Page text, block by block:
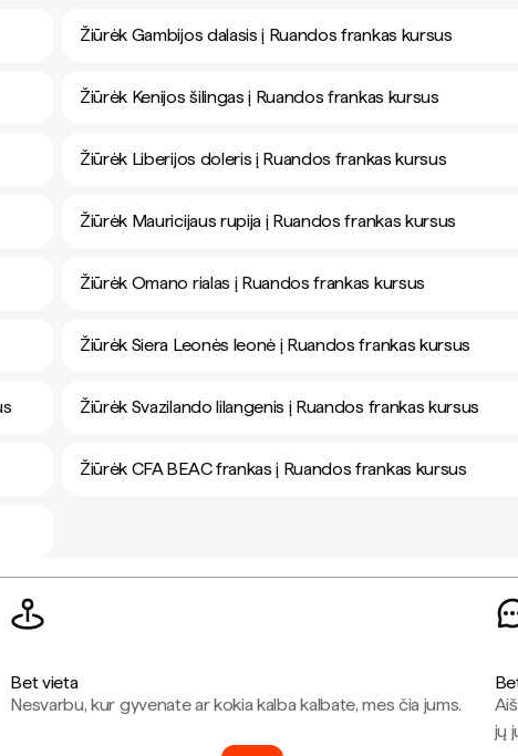
Žiūrėk Gambijos dalasis į Ruandos frankas kursus
Žiūrėk Kenijos šilingas į Ruandos frankas kursus
Žiūrėk Liberijos doleris į Ruandos frankas kursus
Žiūrėk Mauricijaus rupija į Ruandos frankas kursus
Žiūrėk Omano rialas į Ruandos frankas kursus
Žiūrėk Siera Leonės leonė į Ruandos frankas kursus
Žiūrėk Svazilando lilangenis į Ruandos frankas kursus
Žiūrėk CFA BEAC frankas į Ruandos frankas kursus
Bet vieta
Nesvarbu, kur gyvenate ar kokia kalba kalbate, mes čia jums.
jų